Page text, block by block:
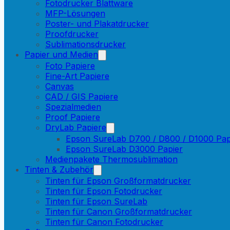
Fotodrucker Blattware
MFP-Lösungen
Poster- und Plakatdrucker
Proofdrucker
Sublimationsdrucker
Papier und Medien
Foto Papiere
Fine-Art Papiere
Canvas
CAD / GIS Papiere
Spezialmedien
Proof Papiere
DryLab Papiere
Epson SureLab D700 / D800 / D1000
Epson SureLab D3000 Papier
Medienpakete Thermosublimation
Tinten & Zubehör
Tinten für Epson Großformatdrucker
Tinten für Epson Fotodrucker
Tinten für Epson SureLab
Tinten für Canon Großformatdrucker
Tinten für Canon Fotodrucker